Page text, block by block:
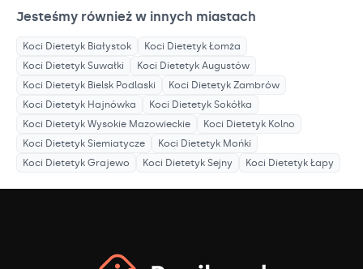
Jesteśmy również w innych miastach
Koci Dietetyk Białystok Koci Dietetyk Łomża
Koci Dietetyk Suwałki Koci Dietetyk Augustów
Koci Dietetyk Bielsk Podlaski Koci Dietetyk Zambrów
Koci Dietetyk Hajnówka Koci Dietetyk Sokółka
Koci Dietetyk Wysokie Mazowieckie Koci Dietetyk Kolno
Koci Dietetyk Siemiatycze Koci Dietetyk Mońki
Koci Dietetyk Grajewo Koci Dietetyk Sejny Koci Dietetyk Łapy